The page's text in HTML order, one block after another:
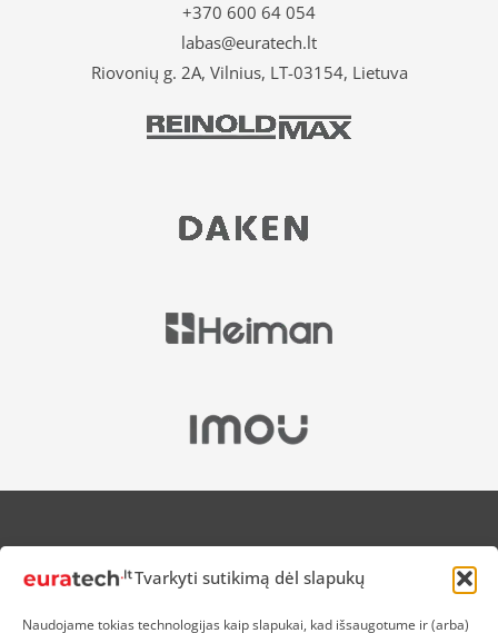
Tvarkyti sutikimą dėl slapukų
Naudojame tokias technologijas kaip slapukai, kad išsaugotume ir (arba)
+370 600 64 054
labas@euratech.lt
Riovonių g. 2A, Vilnius, LT-03154, Lietuva
APIE MUS
NUOLAIDOS HEROJAMS